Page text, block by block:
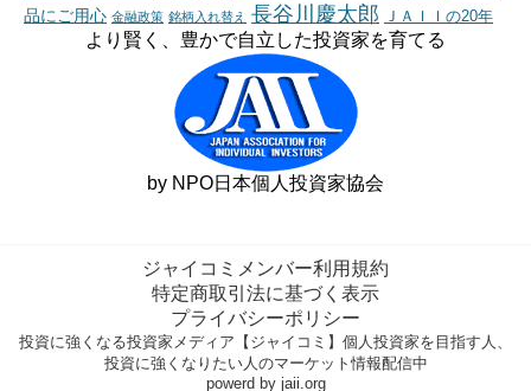
品にご用心 金融政策 銘柄入れ替え 長谷川慶太郎 ＪＡＩＩの20年
より賢く、豊かで自立した投資家を育てる
by NPO日本個人投資家協会
ジャイコミメンバー利用規約
特定商取引法に基づく表示
プライバシーポリシー
投資に強くなる投資家メディア【ジャイコミ】個人投資家を目指す人、
投資に強くなりたい人のマーケット情報配信中
powerd by jaii.org